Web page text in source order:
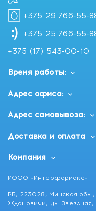
+375 29 766-55-
+375 25 766-55-
+375 (17) 543-00-10
Время работы:
Адрес офиса:
Адрес самовывоза:
Доставка и оплата
Компания
ИООО «Интерфармакс»
РБ, 223028, Минская
Ждановичи, ул. Звездная,